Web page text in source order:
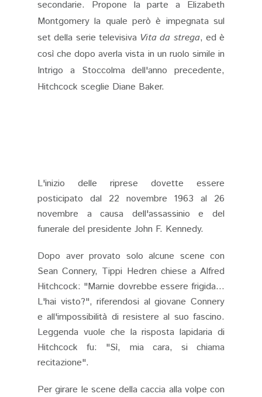
secondarie. Propone la parte a Elizabeth
Montgomery la quale però è impegnata sul
set della serie televisiva Vita da strega, ed è
così che dopo averla vista in un ruolo simile in
Intrigo a Stoccolma dell'anno precedente,
Hitchcock sceglie Diane Baker.
L'inizio delle riprese dovette essere
posticipato dal 22 novembre 1963 al 26
novembre a causa dell'assassinio e del
funerale del presidente John F. Kennedy.
Dopo aver provato solo alcune scene con
Sean Connery, Tippi Hedren chiese a Alfred
Hitchcock: "Marnie dovrebbe essere frigida...
L'hai visto?", riferendosi al giovane Connery
e all'impossibilità di resistere al suo fascino.
Leggenda vuole che la risposta lapidaria di
Hitchcock fu: "Sì, mia cara, si chiama
recitazione".
Per girare le scene della caccia alla volpe con